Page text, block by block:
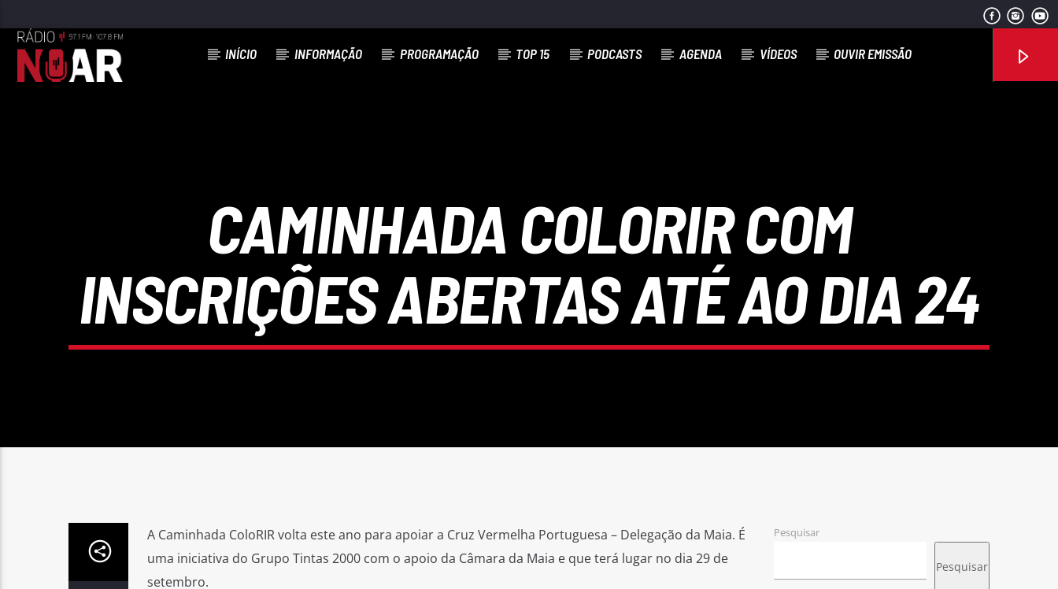
INÍCIO INFORMAÇÃO PROGRAMAÇÃO TOP 15 PODCASTS AGENDA VÍDEOS OUVIR EMISSÃO
CAMINHADA COLORIR COM
INSCRIÇÕES ABERTAS ATÉ AO DIA 24
A Caminhada ColoRIR volta este ano para apoiar a Cruz Vermelha Portuguesa – Delegação da Maia. É
uma iniciativa do Grupo Tintas 2000 com o apoio da Câmara da Maia e que terá lugar no dia 29 de
setembro.
Pesquisar
Pesquisar